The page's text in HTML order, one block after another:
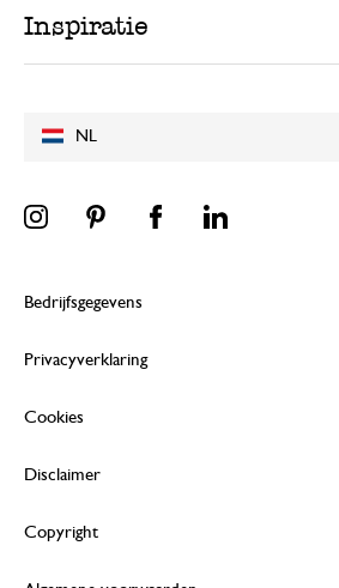
NL
Inspiratie
Bedrijfsgegevens
Privacyverklaring
Cookies
Disclaimer
Copyright